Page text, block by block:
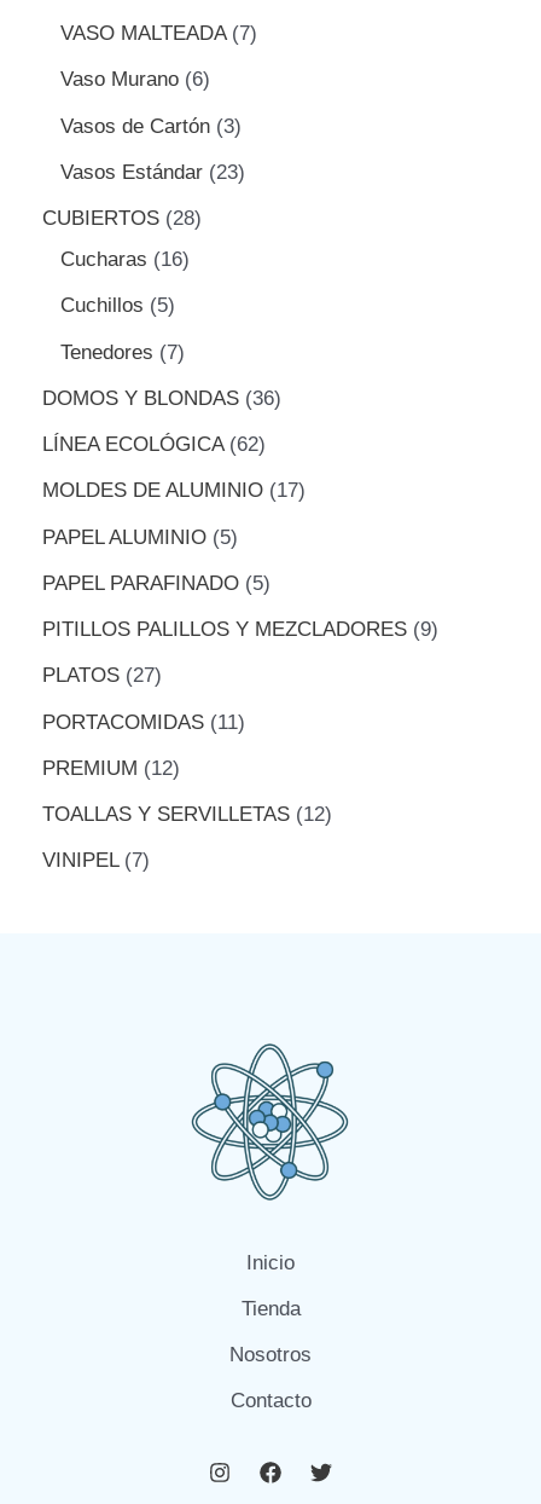
VASO MALTEADA 7
Vaso Murano 6
Vasos de Cartón 3
Vasos Estándar 23
CUBIERTOS 28
Cucharas
16
Cuchillos 5
Tenedores 7
DOMOS Y BLONDAS 36
LÍNEA ECOLÓGICA 62
MOLDES DE ALUMINIO 17
PAPEL ALUMINIO 5
PAPEL PARAFINADO 5
PITILLOS PALILLOS Y MEZCLADORES 9
PLATOS 27
PORTACOMIDAS 11
PREMIUM 12
TOALLAS Y SERVILLETAS 12
VINIPEL 7
Inicio
Tienda
Nosotros
Contacto